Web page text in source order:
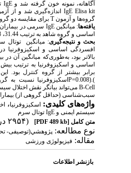
آگاهانه، نمونه خون گرفته شد وIgE
IgE Elisa kit اندازه‌گیری شد و از
گروه‌ها و آزمونTبرای مقایسه دو
یافته‌ها: میانگینIgE سرمی در
اساسی و گروه شاهد به ترتیب 31.44،
بحث و نتیجه‌گیری: میانگین
توتال
افسردگی اساسی و اسکیزوفرنیا
بالاتر بود، به‌طوری‌که میانگین آن در
اساسی و اسکیزوفرنیا به ترتیب بیش
برابر بیشتر از گروه کنترل بود.
اسکیزوفرنیا نسبت بهP=0.008)).
می‌تواند بیانگر نقش اختلالB-Cell
سبب‌شناسی (حداقل گروهی از)
واژه‌های کلیدی: اسکیزوفرنیا،
سیستم ایمنی و IgE توتال سرم
متن کامل[PDF 489 kb]
(۲۹۵۴ دریافت)
نوع مطالعه: پژوهشي(توصیفی-
مقاله: فیزیولوژی ورزشی
بازنشر اطلاعات